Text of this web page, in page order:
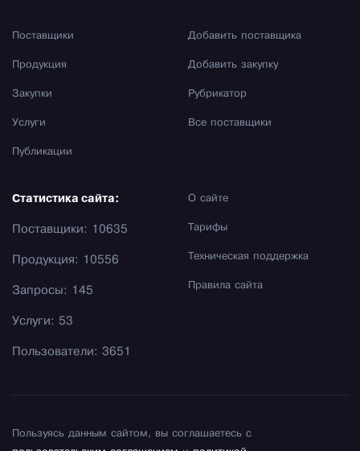
Поставщики
Продукция
Закупки
Услуги
Публикации
Добавить поставщика
Добавить закупку
Рубрикатор
Все поставщики
О сайте
Тарифы
Техническая поддержка
Правила сайта
Статистика сайта:
Поставщики: 10635
Продукция: 10556
Запросы: 145
Услуги: 53
Пользователи: 3651
Пользуясь данным сайтом, вы соглашаетесь с